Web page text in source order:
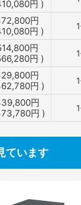
円 )
円
円 )
円
円 )
円
円 )
円
円 )
ています